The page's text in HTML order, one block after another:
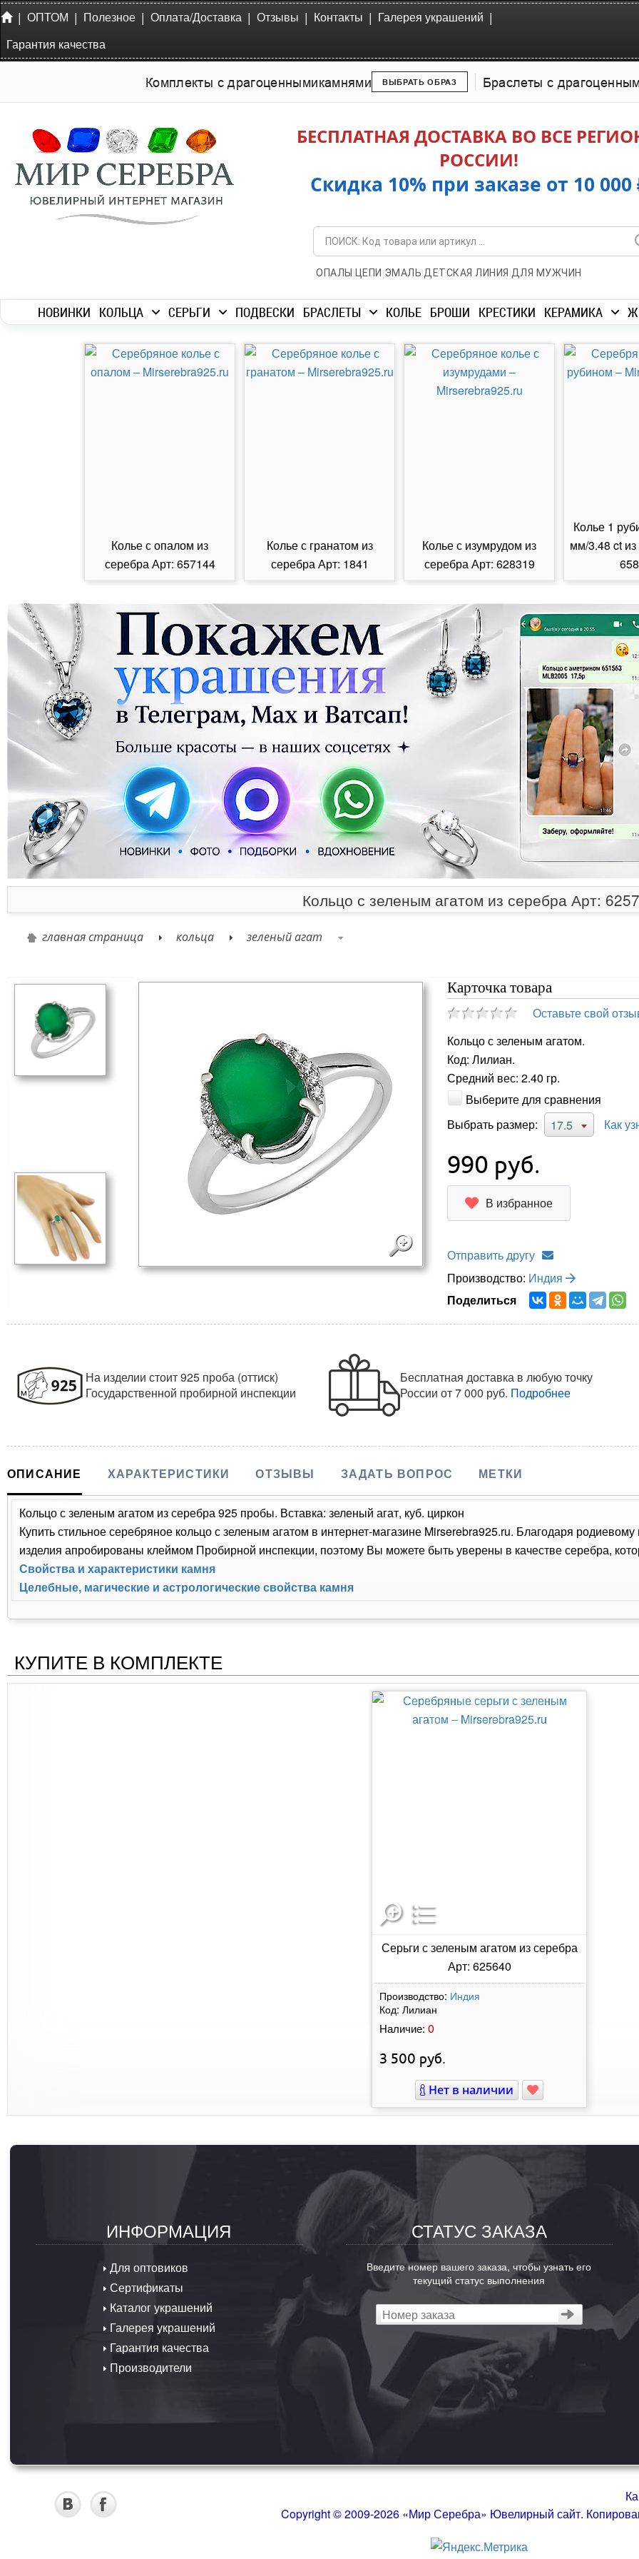
| ОПТОМ | Полезное | Оплата/Доставка | Отзывы | Контакты | Галерея украшений |
Гарантия качества
Комплекты с драгоценнымикамнями ВЫБРАТЬ ОБРАЗ Браслеты с
БЕСПЛАТНАЯ ДОСТАВКА ВО ВСЕ
РОССИИ!
Скидка 10% при заказе от 10 000
ОПАЛЫ | ЦЕПИ |ЭМАЛЬ|ДЕТСКАЯ ЛИНИЯ |ДЛЯ МУЖЧИН
НОВИНКИ КОЛЬЦА СЕРЬГИ ПОДВЕСКИ БРАСЛЕТЫ КОЛЬЕ БРОШИ КРЕСТИКИ КЕРАМИКА
Колье с опалом из
серебра Арт: 657144
Колье с гранатом из
серебра Арт: 1841
Колье с изумрудом из
серебра Арт: 628319
Колье 1
мм/3.48 ct
Кольцо с зеленым агатом из серебра Арт:
главная страница кольца зеленый агат
Карточка товара
Оставьте свой
Кольцо с зеленым агатом.
Код: Лилиан.
Средний вес: 2.40 гр.
Выберите для сравнения
Выбрать размер:
17.5 Как
990 руб.
В избранное
Отправить другу
Производство: Индия
Поделиться
На изделии стоит 925 проба (оттиск)
Государственной пробирной инспекции
Бесплатная доставка в любую точку
Россииот 7 000 руб. Подробнее
ОПИСАНИЕ ХАРАКТЕРИСТИКИ ОТЗЫВЫ ЗАДАТЬ ВОПРОС МЕТКИ
Кольцо с зеленым агатом из серебра 925 пробы. Вставка: зеленый агат, куб. циркон
Купить стильное серебряное кольцо с зеленым агатом в интернет-магазине Mirserebra925.ru. Благодаря
изделия апробированы клеймом Пробирной инспекции, поэтому Вы можете быть уверены в качестве серебра,
Свойства и характеристики камня
Целебные, магические и астрологические свойства камня
КУПИТЕ В КОМПЛЕКТЕ
Серьги с зеленым агатом из серебра
Арт: 625640
Производство: Индия
Код: Лилиан
Наличие: 0
3 500 руб.
Нет в наличии
ИНФОРМАЦИЯ
Для оптовиков
Сертификаты
Каталог украшений
Галерея украшений
Гарантия качества
Производители
СТАТУС ЗАКАЗА
Введите номер вашего заказа, чтобы узнать его
текущий статус выполнения
Copyright © 2009-2026 «Мир Серебра» Ювелирный сайт.